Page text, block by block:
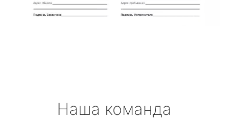
Наша команда